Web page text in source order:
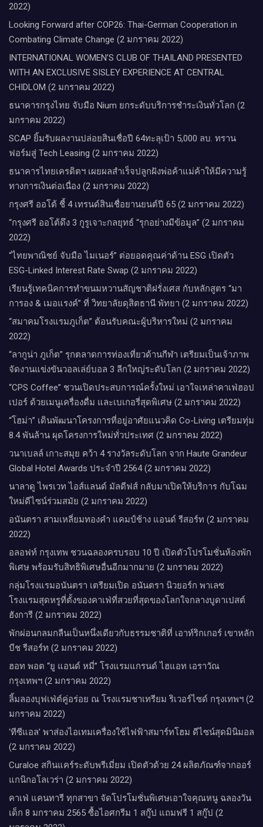
2022)
Looking Forward after COP26: Thai-German Cooperation in
Combating Climate Change (2 มกราคม 2022)
INTERNATIONAL WOMEN’S CLUB OF THAILAND PRESENTED
WITH AN EXCLUSIVE SISLEY EXPERIENCE AT CENTRAL
CHIDLOM (2 มกราคม 2022)
ธนาคารกรุงไทย จับมือ Nium ยกระดับบริการชำระเงินทั่วโลก (2
มกราคม 2022)
SCAP ยิ้มรับผลงานปล่อยสินเชื่อปี 64ทะลุเป้า 5,000 ลบ. ทราน
ฟอร์มสู่ Tech Leasing (2 มกราคม 2022)
ธนาคารไทยเครดิตฯ เผยผลสำเร็จปลูกฝังพ่อค้าแม่ค้าให้มีความรู้
ทางการเงินต่อเนื่อง (2 มกราคม 2022)
กรุงศรี ออโต้ ชี้ 4 เทรนด์สินเชื่อยานยนต์ปี 65 (2 มกราคม 2022)
“กรุงศรี ออโต้ดึง 3 กูรูเจาะกลยุทธ์ “รุกอย่างมีข้อมูล” (2 มกราคม
2022)
“ไทยพาณิชย์ จับมือ ไมเนอร์” ต่อยอดคุณค่าด้าน ESG เปิดตัว
ESG-Linked Interest Rate Swap (2 มกราคม 2022)
เรียนรู้เทคนิคการทำขนมหวานสัญชาติฝรั่งเศส กับหลักสูตร “มา
การอง & เมอแรงค์” ที่ วิทยาลัยดุสิตธานี พัทยา (2 มกราคม 2022)
“สมาคมโรงแรมภูเก็ต” ต้อนรับคณะผู้บริหารใหม่ (2 มกราคม
2022)
“ลากูน่า ภูเก็ต” รุกตลาดการท่องเที่ยวด้านกีฬา เตรียมเป็นเจ้าภาพ
จัดงานแข่งขันวอลเล่ย์บอล 3 ลีกใหญ่ระดับโลก (2 มกราคม 2022)
“CPS Coffee” ชวนเปิดประสบการณ์ครั้งใหม่ เอาใจเหล่าคาเฟ่ฮอป
เปอร์ ด้วยเมนูเครื่องดื่ม และเบเกอรี่สุดพิเศษ (2 มกราคม 2022)
“โฮม่า” เดินพัฒนาโครงการที่อยู่อาศัยแนวคิด Co-Living เตรียมทุ่ม
8.4 พันล้าน ผุดโครงการใหม่ทั่วประเทศ (2 มกราคม 2022)
วนาเบลล์ เกาะสมุย คว้า 4 รางวัลระดับโลก จาก Haute Grandeur
Global Hotel Awards ประจำปี 2564 (2 มกราคม 2022)
นาลาดู ไพรเวท ไอส์แลนด์ มัลดีฟส์ กลับมาเปิดให้บริการ กับโฉม
ใหม่ดีไซน์ร่วมสมัย (2 มกราคม 2022)
อนันตรา สามเหลี่ยมทองคำ แคมป์ช้าง แอนด์ รีสอร์ท (2 มกราคม
2022)
อลอฟท์ กรุงเทพ ชวนฉลองครบรอบ 10 ปี เปิดตัวโปรโมชั่นห้องพัก
พิเศษ พร้อมรับสิทธิพิเศษอื่นอีกมากมาย (2 มกราคม 2022)
กลุ่มโรงแรมอนันตรา เตรียมเปิด อนันตรา นิวยอร์ก พาเลซ
โรงแรมสุดหรูที่ตั้งของคาเฟ่ที่สวยที่สุดของโลกใจกลางบูดาเปสต์
ฮังการี (2 มกราคม 2022)
พักผ่อนกลมกลืนเป็นหนึ่งเดียวกับธรรมชาติที่ เอาท์ริกเกอร์ เขาหลัก
บีช รีสอร์ท (2 มกราคม 2022)
ฮอท พอต “ยู แอนด์ หมี่” โรงแรมแกรนด์ ไฮแอท เอราวัณ
กรุงเทพฯ (2 มกราคม 2022)
ลิ้มลองบุฟเฟ่ต์คู่อร่อย ณ โรงแรมชาเทรียม ริเวอร์ไซด์ กรุงเทพฯ (2
มกราคม 2022)
‘ทีซีแอล’ พาส่องไอเทมเครื่องใช้ไฟฟ้าสมาร์ทโฮม ดีไซน์สุดมินิมอล
(2 มกราคม 2022)
Curaloe สกินแคร์ระดับพรีเมี่ยม เปิดตัวด้วย 24 ผลิตภัณฑ์จากออร์
แกนิกอโลเวร่า (2 มกราคม 2022)
คาเฟ่ แคนทารี ทุกสาขา จัดโปรโมชั่นพิเศษเอาใจคุณหนู ฉลองวัน
เด็ก 8 มกราคม 2565 ซื้อไอศกรีม 1 สกู๊ป แถมฟรี 1 สกู๊ป (2